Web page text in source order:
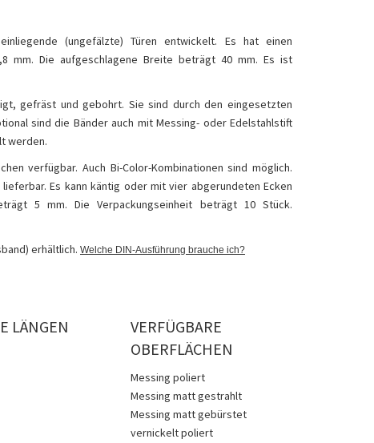
(ungefälzte) Türen entwickelt. Es hat einen
mm. Die aufgeschlagene Breite beträgt 40 mm. Es ist
gefräst und gebohrt. Sie sind durch den eingesetzten
sind die Bänder auch mit Messing- oder Edelstahlstift
werden.
verfügbar. Auch Bi-Color-Kombinationen sind möglich.
lieferbar. Es kann käntig oder mit vier abgerundeten Ecken
5 mm. Die Verpackungseinheit beträgt 10 Stück.
erhältlich. Welche DIN-Ausführung brauche ich?
LÄNGEN
VERFÜGBARE
OBERFLÄCHEN
Messing poliert
Messing matt gestrahlt
Messing matt gebürstet
vernickelt poliert